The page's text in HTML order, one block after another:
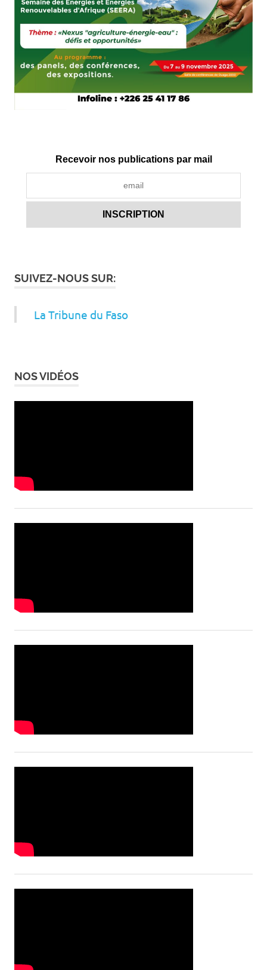
Recevoir nos publications par mail
SUIVEZ-NOUS SUR:
La Tribune du Faso
NOS VIDÉOS